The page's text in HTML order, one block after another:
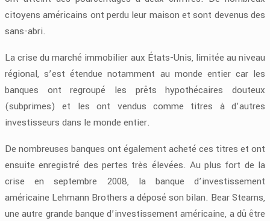
citoyens américains ont perdu leur maison et sont devenus des
sans-abri.
La crise du marché immobilier aux États-Unis, limitée au niveau
régional, s’est étendue notamment au monde entier car les
banques ont regroupé les prêts hypothécaires douteux
(subprimes) et les ont vendus comme titres à d’autres
investisseurs dans le monde entier.
De nombreuses banques ont également acheté ces titres et ont
ensuite enregistré des pertes très élevées. Au plus fort de la
crise en septembre 2008, la banque d’investissement
américaine Lehmann Brothers a déposé son bilan. Bear Stearns,
une autre grande banque d’investissement américaine, a dû être